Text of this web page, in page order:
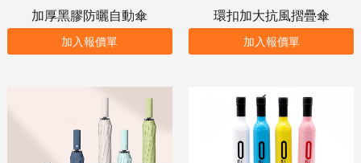
加厚黑膠防曬自動傘
加入報價單
環扣加大抗風摺疊傘
加入報價單